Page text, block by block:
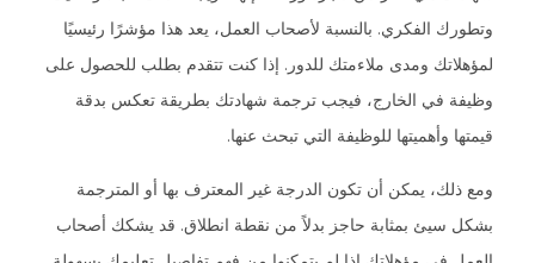
وتطورك الفكري. بالنسبة لأصحاب العمل، يعد هذا مؤشرًا رئيسيًا
لمؤهلاتك ومدى ملاءمتك للدور. إذا كنت تتقدم بطلب للحصول على
وظيفة في الخارج، فيجب ترجمة شهادتك بطريقة تعكس بدقة
قيمتها وأهميتها للوظيفة التي تبحث عنها.
ومع ذلك، يمكن أن تكون الدرجة غير المعترف بها أو المترجمة
بشكل سيئ بمثابة حاجز بدلاً من نقطة انطلاق. قد يشكك أصحاب